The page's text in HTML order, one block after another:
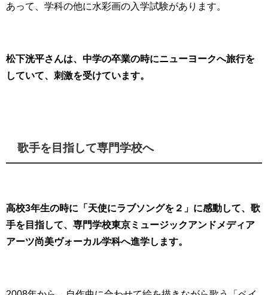
あって、学科の他に水彩画の入学試験があります。
松下洸平さんは、中学の卒業の時にニューヨークへ旅行を
していて、刺激を受けています。
歌手を目指して専門学校へ
高校3年生の時に「天使にラブソングを２」に感動して、歌
手を目指して、専門学校東京ミュージックアンドメディア
アーツ尚美ヴォーカル学科へ進学します。